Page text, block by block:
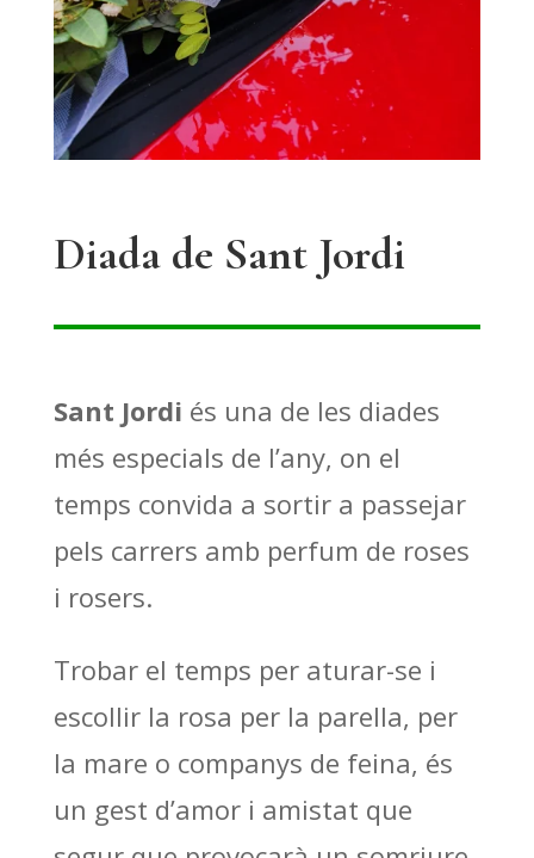
Diada de Sant Jordi
Sant Jordi és una de les diades
més especials de l’any, on el
temps convida a sortir a passejar
pels carrers amb perfum de roses
i rosers.
Trobar el temps per aturar-se i
escollir la rosa per la parella, per
la mare o companys de feina, és
un gest d’amor i amistat que